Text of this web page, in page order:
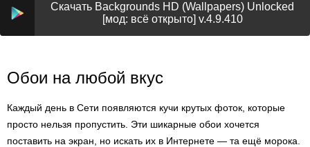
Скачать Backgrounds HD (Wallpapers) Unlocked
[мод: всё открыто] v.4.9.410
Обои на любой вкус
Каждый день в Сети появляются кучи крутых фоток, которые
просто нельзя пропустить. Эти шикарные обои хочется
поставить на экран, но искать их в Интернете — та ещё морока.